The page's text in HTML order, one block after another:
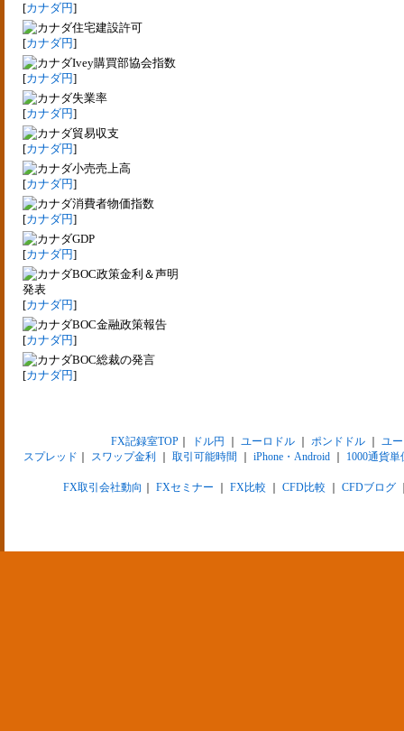
[カナダ円]
住宅建設許可
[カナダ円]
Ivey購買部協会指数
[カナダ円]
失業率
[カナダ円]
貿易収支
[カナダ円]
小売売上高
[カナダ円]
消費者物価指数
[カナダ円]
GDP
[カナダ円]
BOC政策金利＆声明
発表
[カナダ円]
BOC金融政策報告
[カナダ円]
BOC総裁の発言
[カナダ円]
FX記録室TOP｜ ドル円 ユーロドル｜ ポンドドル｜ ユ
スプレッド
スワップ金利 取引可能時間 iPhone・Android 1000通貨単
FX取引会社動向 FXセミナー FX比較 CFD比較 CFDブログ